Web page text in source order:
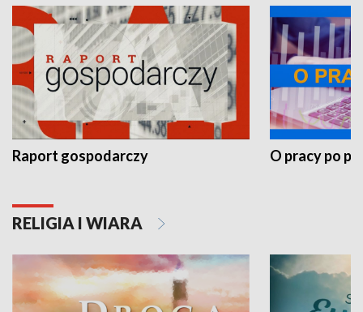
Raport gospodarczy O pracy po
RELIGIA I WIARA